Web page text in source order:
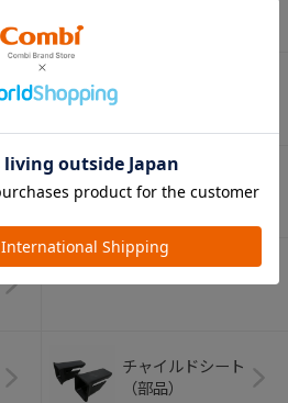
ペット用品
チャイルドシート
（部品）